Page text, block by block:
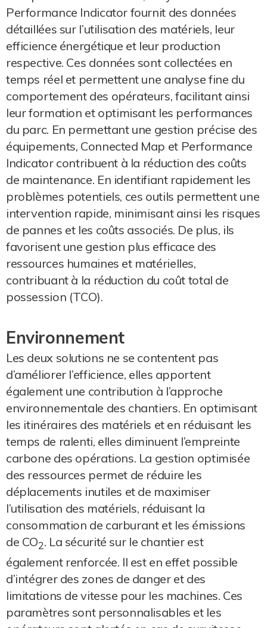
Performance Indicator fournit des données
détaillées sur l’utilisation des matériels, leur
efficience énergétique et leur production
respective. Ces données sont collectées en
temps réel et permettent une analyse fine du
comportement des opérateurs, facilitant ainsi
leur formation et optimisant les performances
du parc. En permettant une gestion précise des
équipements, Connected Map et Performance
Indicator contribuent à la réduction des coûts
de maintenance. En identifiant rapidement les
problèmes potentiels, ces outils permettent une
intervention rapide, minimisant ainsi les risques
de pannes et les coûts associés. De plus, ils
favorisent une gestion plus efficace des
ressources humaines et matérielles,
contribuant à la réduction du coût total de
possession (TCO).
Environnement
Les deux solutions ne se contentent pas
d’améliorer l’efficience, elles apportent
également une contribution à l’approche
environnementale des chantiers. En optimisant
les itinéraires des matériels et en réduisant les
temps de ralenti, elles diminuent l’empreinte
carbone des opérations. La gestion optimisée
des ressources permet de réduire les
déplacements inutiles et de maximiser
l’utilisation des matériels, réduisant la
consommation de carburant et les émissions
de CO2. La sécurité sur le chantier est
également renforcée. Il est en effet possible
d’intégrer des zones de danger et des
limitations de vitesse pour les machines. Ces
paramètres sont personnalisables et les